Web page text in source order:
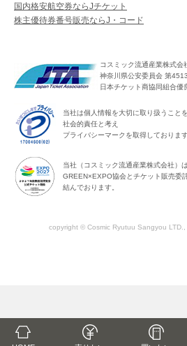
国内格安航空券ならJチケット
株主優待券番号販売ならJ・コード
コスミック流通産業株式会
神奈川県公安委員会 第
日本チケット商協同組合優
当社は個人情報を大切に取り扱うことを
社会的責任と考え
プライバシーマークを取得しております
当社（コスミック流通産業株式会社）は
GREEN×EXPO協会とチケット販売委
結んでおります。
copyright © Cosmic Ryutuu Sangyou